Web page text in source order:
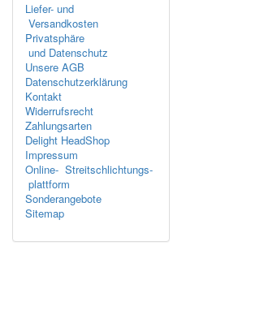
Liefer- und
Versandkosten
Privatsphäre
und Datenschutz
Unsere AGB
Datenschutzerklärung
Kontakt
Widerrufsrecht
Zahlungsarten
Delight HeadShop
Impressum
Online- Streitschlichtungs-
plattform
Sonderangebote
Sitemap